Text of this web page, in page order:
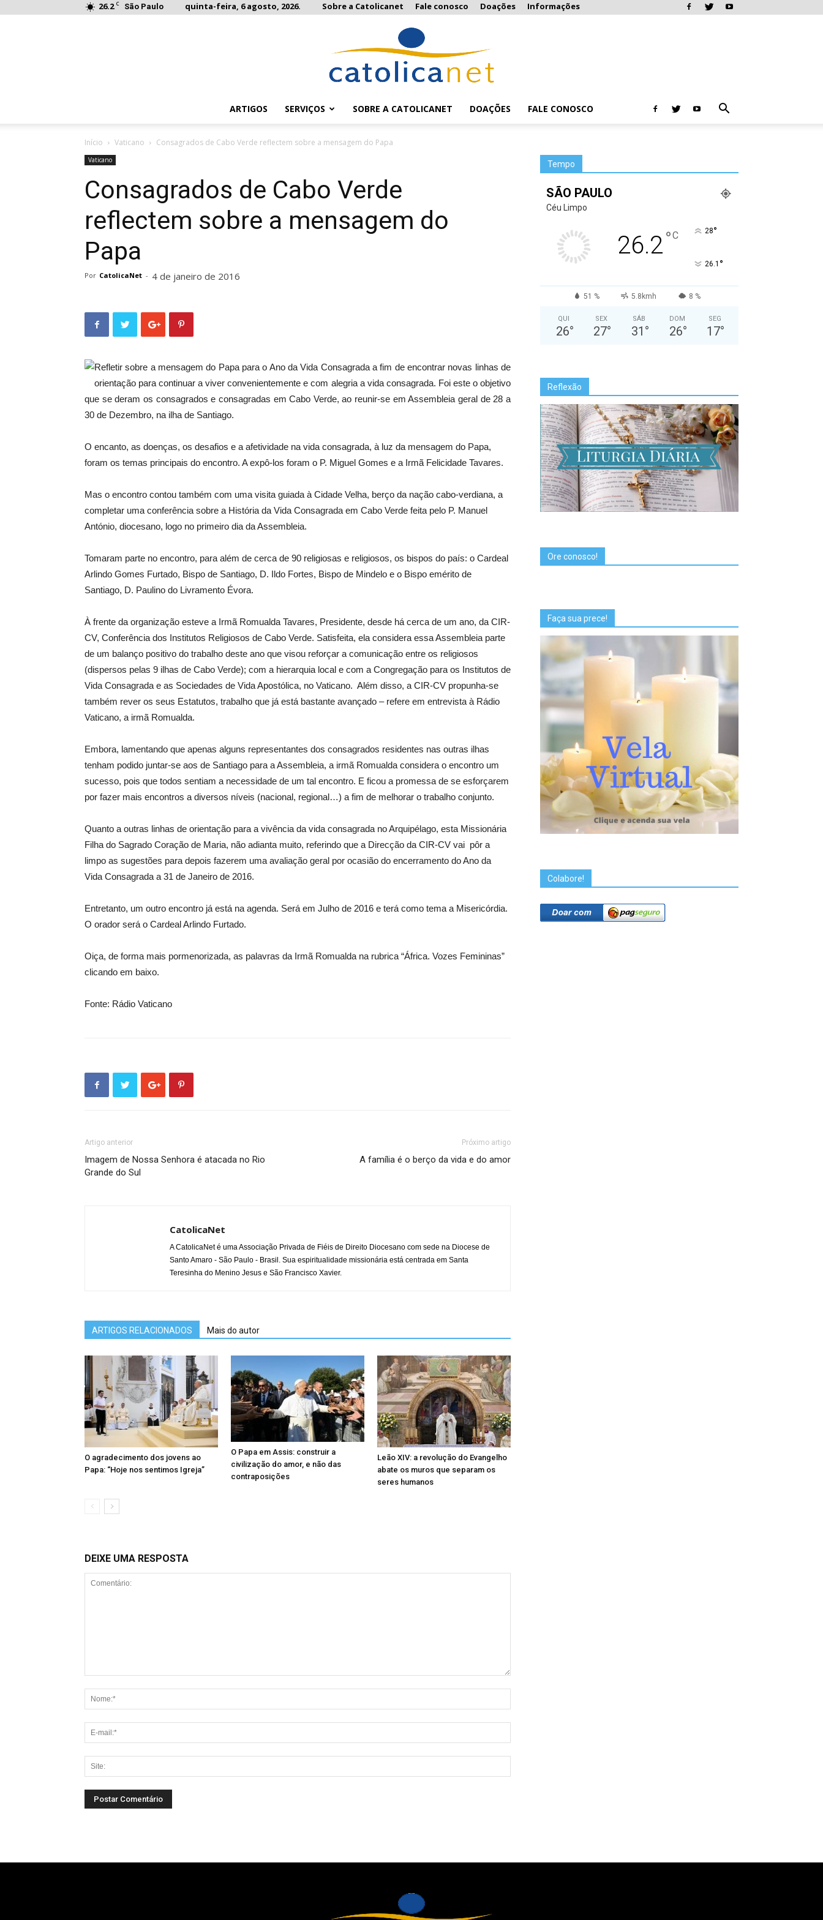
26.2 C São Paulo quinta-feira, 6 agosto, 2026. Sobre a Catolicanet Fale conosco Doações Informações
ARTIGOS SERVIÇOS SOBRE A CATOLICANET DOAÇÕES FALE CONOSCO
Início Vaticano Consagrados de Cabo Verde reflectem sobre a mensagem do Papa
Vaticano
Consagrados de Cabo Verde
reflectem sobre a mensagem do
Papa
Por CatolicaNet - 4 de janeiro de 2016
Refletir sobre a mensagem do Papa para o Ano da Vida Consagrada a fim de encontrar novas linhas de
orientação para continuar a viver convenientemente e com alegria a vida consagrada. Foi este o objetivo
que se deram os consagrados e consagradas em Cabo Verde, ao reunir-se em Assembleia geral de 28 a
30 de Dezembro, na ilha de Santiago.
O encanto, as doenças, os desafios e a afetividade na vida consagrada, à luz da mensagem do Papa,
foram os temas principais do encontro. A expô-los foram o P. Miguel Gomes e a Irmã Felicidade Tavares.
Mas o encontro contou também com uma visita guiada à Cidade Velha, berço da nação cabo-verdiana, a
completar uma conferência sobre a História da Vida Consagrada em Cabo Verde feita pelo P. Manuel
António, diocesano, logo no primeiro dia da Assembleia.
Tomaram parte no encontro, para além de cerca de 90 religiosas e religiosos, os bispos do país: o Cardeal
Arlindo Gomes Furtado, Bispo de Santiago, D. Ildo Fortes, Bispo de Mindelo e o Bispo emérito de
Santiago, D. Paulino do Livramento Évora.
À frente da organização esteve a Irmã Romualda Tavares, Presidente, desde há cerca de um ano, da CIR-
CV, Conferência dos Institutos Religiosos de Cabo Verde. Satisfeita, ela considera essa Assembleia parte
de um balanço positivo do trabalho deste ano que visou reforçar a comunicação entre os religiosos
(dispersos pelas 9 ilhas de Cabo Verde); com a hierarquia local e com a Congregação para os Institutos de
Vida Consagrada e as Sociedades de Vida Apostólica, no Vaticano. Além disso, a CIR-CV propunha-se
também rever os seus Estatutos, trabalho que já está bastante avançado – refere em entrevista à Rádio
Vaticano, a irmã Romualda.
Embora, lamentando que apenas alguns representantes dos consagrados residentes nas outras ilhas
tenham podido juntar-se aos de Santiago para a Assembleia, a irmã Romualda considera o encontro um
sucesso, pois que todos sentiam a necessidade de um tal encontro. E ficou a promessa de se esforçarem
por fazer mais encontros a diversos níveis (nacional, regional…) a fim de melhorar o trabalho conjunto.
Quanto a outras linhas de orientação para a vivência da vida consagrada no Arquipélago, esta Missionária
Filha do Sagrado Coração de Maria, não adianta muito, referindo que a Direcção da CIR-CV vai pôr a
limpo as sugestões para depois fazerem uma avaliação geral por ocasião do encerramento do Ano da
Vida Consagrada a 31 de Janeiro de 2016.
Entretanto, um outro encontro já está na agenda. Será em Julho de 2016 e terá como tema a Misericórdia.
O orador será o Cardeal Arlindo Furtado.
Oiça, de forma mais pormenorizada, as palavras da Irmã Romualda na rubrica “África. Vozes Femininas”
clicando em baixo.
Fonte: Rádio Vaticano
Artigo anterior
Imagem de Nossa Senhora é atacada no Rio
Grande do Sul
Próximo artigo
A família é o berço da vida e do amor
CatolicaNet
A CatolicaNet é uma Associação Privada de Fiéis de Direito Diocesano com sede na Diocese de
Santo Amaro - São Paulo - Brasil. Sua espiritualidade missionária está centrada em Santa
Teresinha do Menino Jesus e São Francisco Xavier.
ARTIGOS RELACIONADOS Mais do autor
O agradecimento dos jovens ao
Papa: “Hoje nos sentimos Igreja”
O Papa em Assis: construir a
civilização do amor, e não das
contraposições
Leão XIV: a revolução do Evangelho
abate os muros que separam os
seres humanos
DEIXE UMA RESPOSTA
Tempo
SÃO PAULO
Céu Limpo
26.2°C 28°
26.1 °
51 % 5.8kmh 8 %
QUI
26°
SEX
27°
SÁB
31 °
DOM
26°
SEG
17°
Reflexão
Ore conosco!
Faça sua prece!
Colabore!